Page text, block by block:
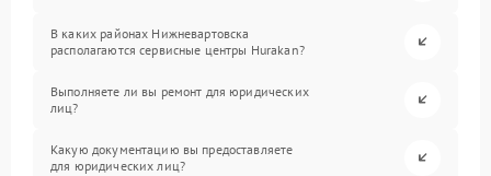
В каких районах Нижневартовска
располагаются сервисные центры Hurakan?
Выполняете ли вы ремонт для юридических
лиц?
Какую документацию вы предоставляете
для юридических лиц?